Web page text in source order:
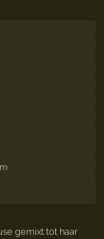
gemixt tot haar